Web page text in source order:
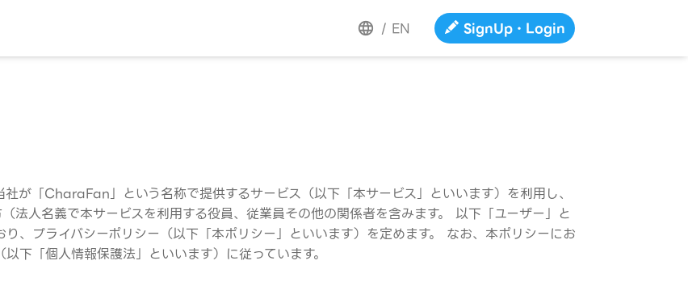
/ EN SignUp・Login
が「CharaFan」という名称で提供するサービス（以下「本サービス」といいます）を利用し、
法人名義で本サービスを利用する役員、従業員その他の関係者を含みます。 以下「ユーザー」と
、プライバシーポリシー（以下「本ポリシー」といいます）を定めます。 なお、本ポリシーにお
下「個人情報保護法」といいます）に従っています。